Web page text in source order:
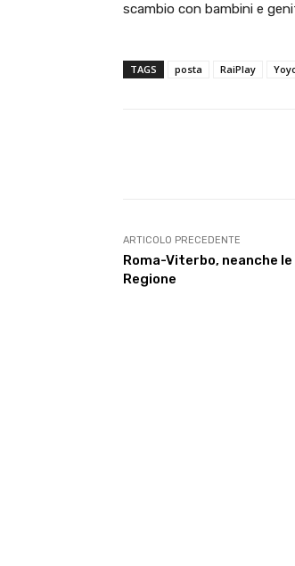
scambio con bambini e
TAGS posta RaiPlay
ARTICOLO PRECEDENTE
Roma-Viterbo, neanche
Regione